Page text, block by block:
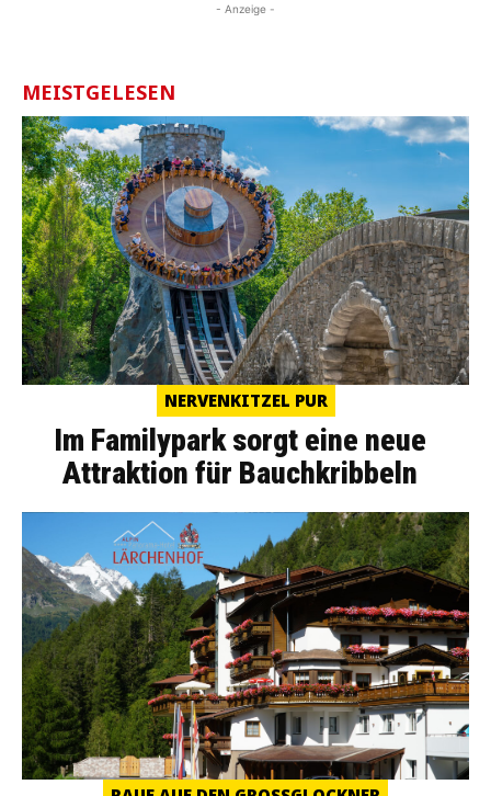
- Anzeige -
MEISTGELESEN
NERVENKITZEL PUR
Im Familypark sorgt eine neue
Attraktion für Bauchkribbeln